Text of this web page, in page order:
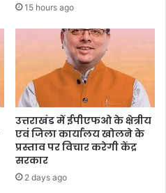
15 hours ago
उत्तराखंड में ईपीएफओ के क्षेत्रीय
एवं जिला कार्यालय खोलने के
प्रस्ताव पर विचार करेगी केंद्र
सरकार
2 days ago